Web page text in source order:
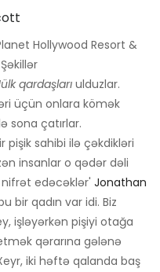
Hollywood Resort &
qardaşları ulduzlar.
üçün onlara kömək
sona çatırlar.
sahibi ilə çəkdikləri
insanlar o qədər dəli
edəcəklər' Jonathan
bir qadın var idi. Biz
işləyərkən pişiyi otağa
qərarına gələnə
iki həftə qalanda baş